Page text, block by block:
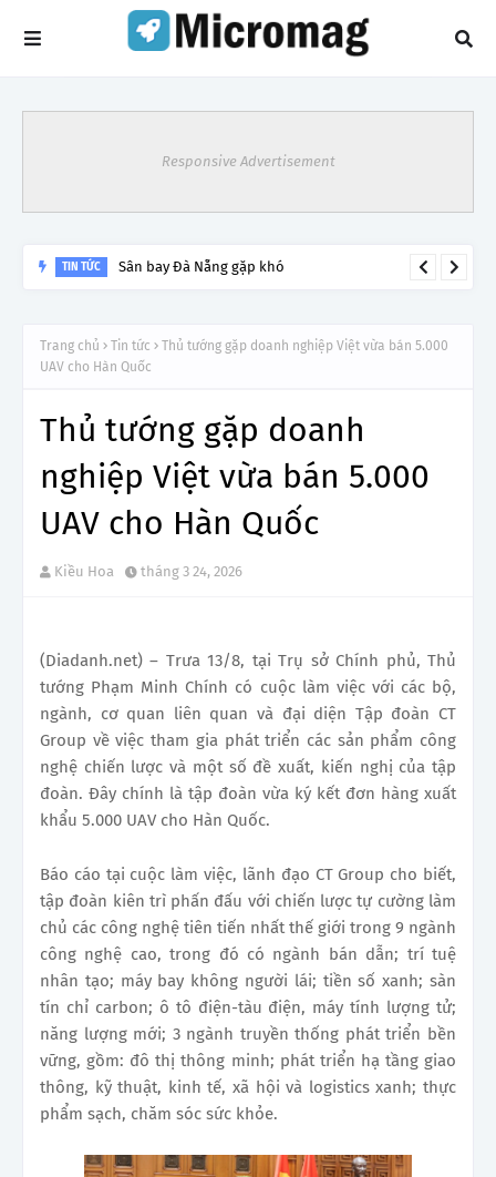
Responsive Advertisement
TIN TỨC Sân bay Đà Nẵng gặp khó
Trang chủ Tin tức
Thủ tướng gặp doanh nghiệp Việt vừa bán 5.000
UAV cho Hàn Quốc
Thủ tướng gặp doanh
nghiệp Việt vừa bán 5.000
UAV cho Hàn Quốc
Kiều Hoa tháng 3 24, 2026
(Diadanh.net) – Trưa 13/8, tại Trụ sở Chính phủ, Thủ
tướng Phạm Minh Chính có cuộc làm việc với các bộ,
ngành, cơ quan liên quan và đại diện Tập đoàn CT
Group về việc tham gia phát triển các sản phẩm công
nghệ chiến lược và một số đề xuất, kiến nghị của tập
đoàn. Đây chính là tập đoàn vừa ký kết đơn hàng xuất
khẩu 5.000 UAV cho Hàn Quốc.
Báo cáo tại cuộc làm việc, lãnh đạo CT Group cho biết,
tập đoàn kiên trì phấn đấu với chiến lược tự cường làm
chủ các công nghệ tiên tiến nhất thế giới trong 9 ngành
công nghệ cao, trong đó có ngành bán dẫn; trí tuệ
nhân tạo; máy bay không người lái; tiền số xanh; sàn
tín chỉ carbon; ô tô điện-tàu điện, máy tính lượng tử;
năng lượng mới; 3 ngành truyền thống phát triển bền
vững, gồm: đô thị thông minh; phát triển hạ tầng giao
thông, kỹ thuật, kinh tế, xã hội và logistics xanh; thực
phẩm sạch, chăm sóc sức khỏe.